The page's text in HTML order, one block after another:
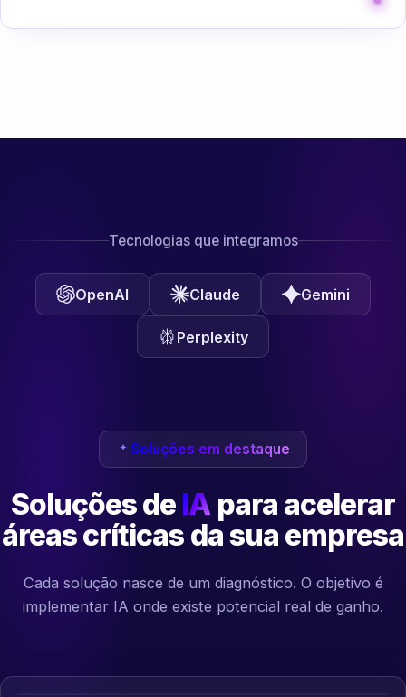
Tecnologias que integramos
OpenAI Claude Gemini
Perplexity
Soluções em destaque
Soluções de IA para acelerar
áreas críticas da sua empresa
Cada solução nasce de um diagnóstico. O objetivo é
implementar IA onde existe potencial real de ganho.